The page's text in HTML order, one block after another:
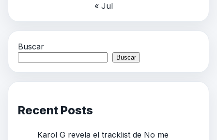
« Jul
Buscar
Buscar
Recent Posts
Karol G revela el tracklist de No me